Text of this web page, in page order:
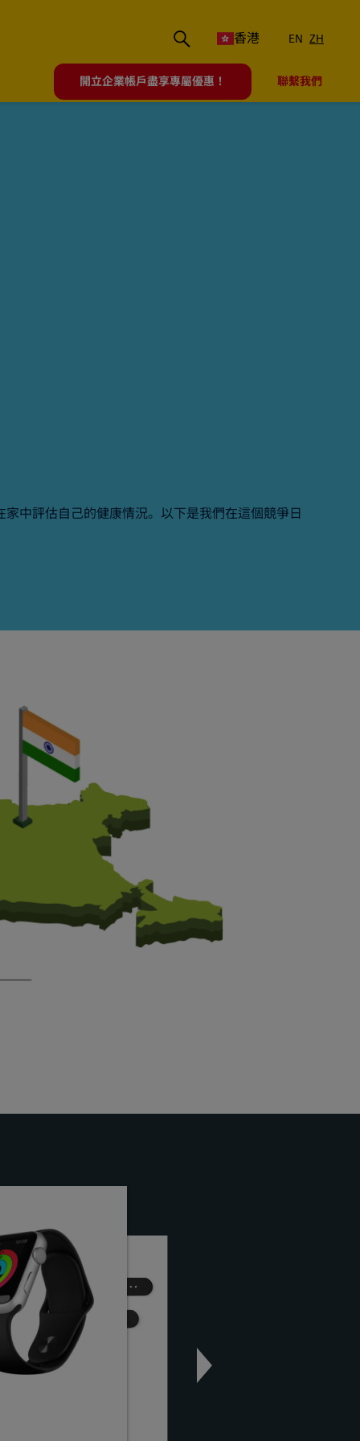
香港
EN ZH
開立企業帳戶盡享專屬優惠！ 聯繫我們
中評估自己的健康情況。以下是我們在這個競爭日